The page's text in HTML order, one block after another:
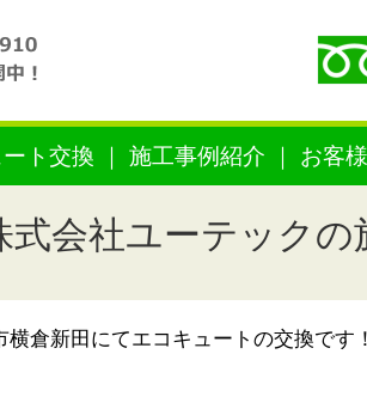
ト交換 施工事例紹介 お客
式会社ユーテックの
横倉新田にてエコキュートの交換です！